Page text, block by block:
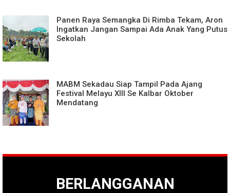
Panen Raya Semangka Di Rimba Tekam, Aron
Ingatkan Jangan Sampai Ada Anak Yang Putus
Sekolah
MABM Sekadau Siap Tampil Pada Ajang
Festival Melayu XIII Se Kalbar Oktober
Mendatang
BERLANGGANAN